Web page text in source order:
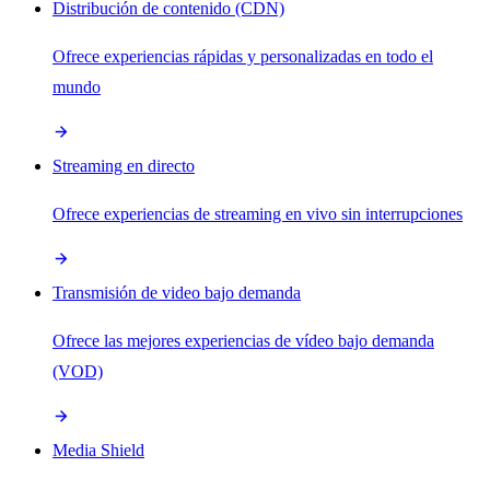
Distribución de contenido (CDN)
Ofrece experiencias rápidas y personalizadas en todo el
mundo
Streaming en directo
Ofrece experiencias de streaming en vivo sin interrupciones
Transmisión de video bajo demanda
Ofrece las mejores experiencias de vídeo bajo demanda
(VOD)
Media Shield